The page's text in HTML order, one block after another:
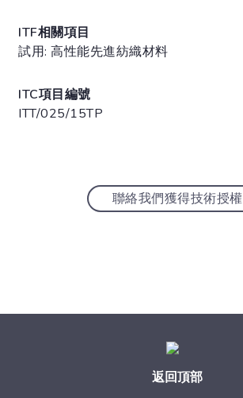
ITF相關項目
試用: 高性能先進紡織材料
ITC項目編號
ITT/025/15TP
聯絡我們獲得技術授權
返回頂部